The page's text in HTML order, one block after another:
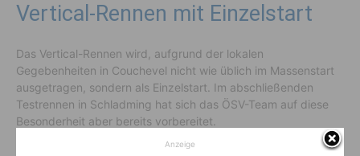
Vertical-Rennen mit Einzelstart
Das Vertical-Rennen wird, aufgrund der lokalen
Gegebenheiten in Couchevel nicht wie üblich im Massenstart
ausgetragen, sondern als Einzelstart. Im abschließenden
Testrennen in Schladming hat sich das ÖSV-Team auf diese
Besonderheit aber bereits vorbereitet.
Anzeige